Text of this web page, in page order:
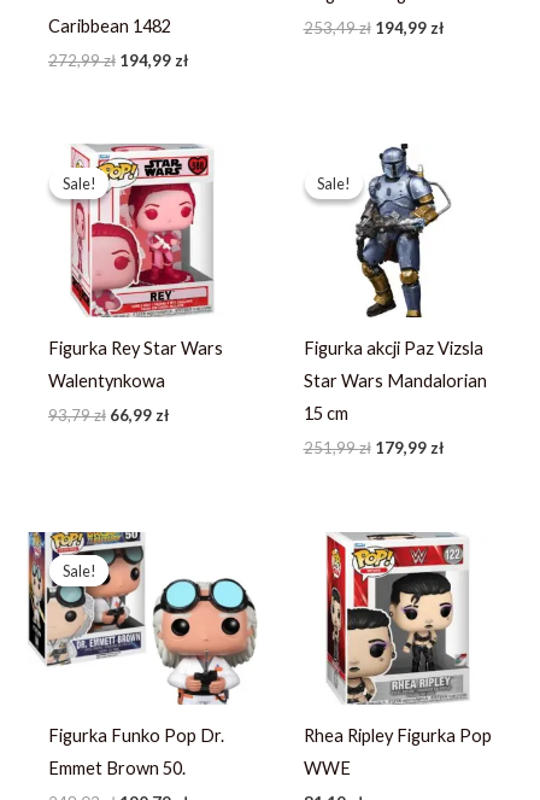
Caribbean 1482
272,99zł 194,99 zł
253,49zł 194,99 zł
Sale!
Sale!
Figurka Rey Star Wars
Walentynkowa
93,79zł
Pierwotna
cena
wynosiła:
93,79 zł.
66,99 zł
Aktualna
cena
wynosi:
66,99 zł.
Sale!
Sale!
Figurka akcji Paz Vizsla
Star Wars Mandalorian
15 cm
251,99zł
Pierwotna
cena
wynosiła:
251,99 zł.
179,99 zł
wynosi:
179,99 zł.
Sale!
Sale!
Figurka Funko Pop Dr.
Emmet Brown 50.
Pierwotna
cena
wynosiła:
248,03 zł.
wynosi:
190,79 zł.
Rhea Ripley Figurka Pop
WWE